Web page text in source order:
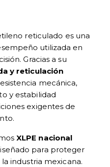
reticulado es una
utilizada en
Gracias a su
y reticulación
mecánica,
y estabilidad
exigentes de
XLPE nacional
para proteger
industria mexicana.